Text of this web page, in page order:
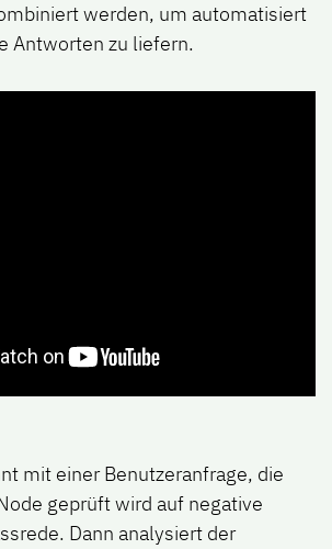
werden, um automatisiert
Antworten zu liefern.
mit einer Benutzeranfrage, die
geprüft wird auf negative
Dann analysiert der